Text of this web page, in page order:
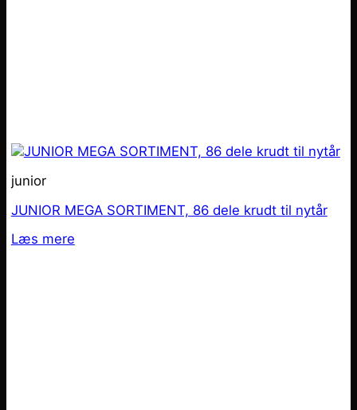
junior
JUNIOR MEGA SORTIMENT, 86 dele krudt til nytår
Læs mere